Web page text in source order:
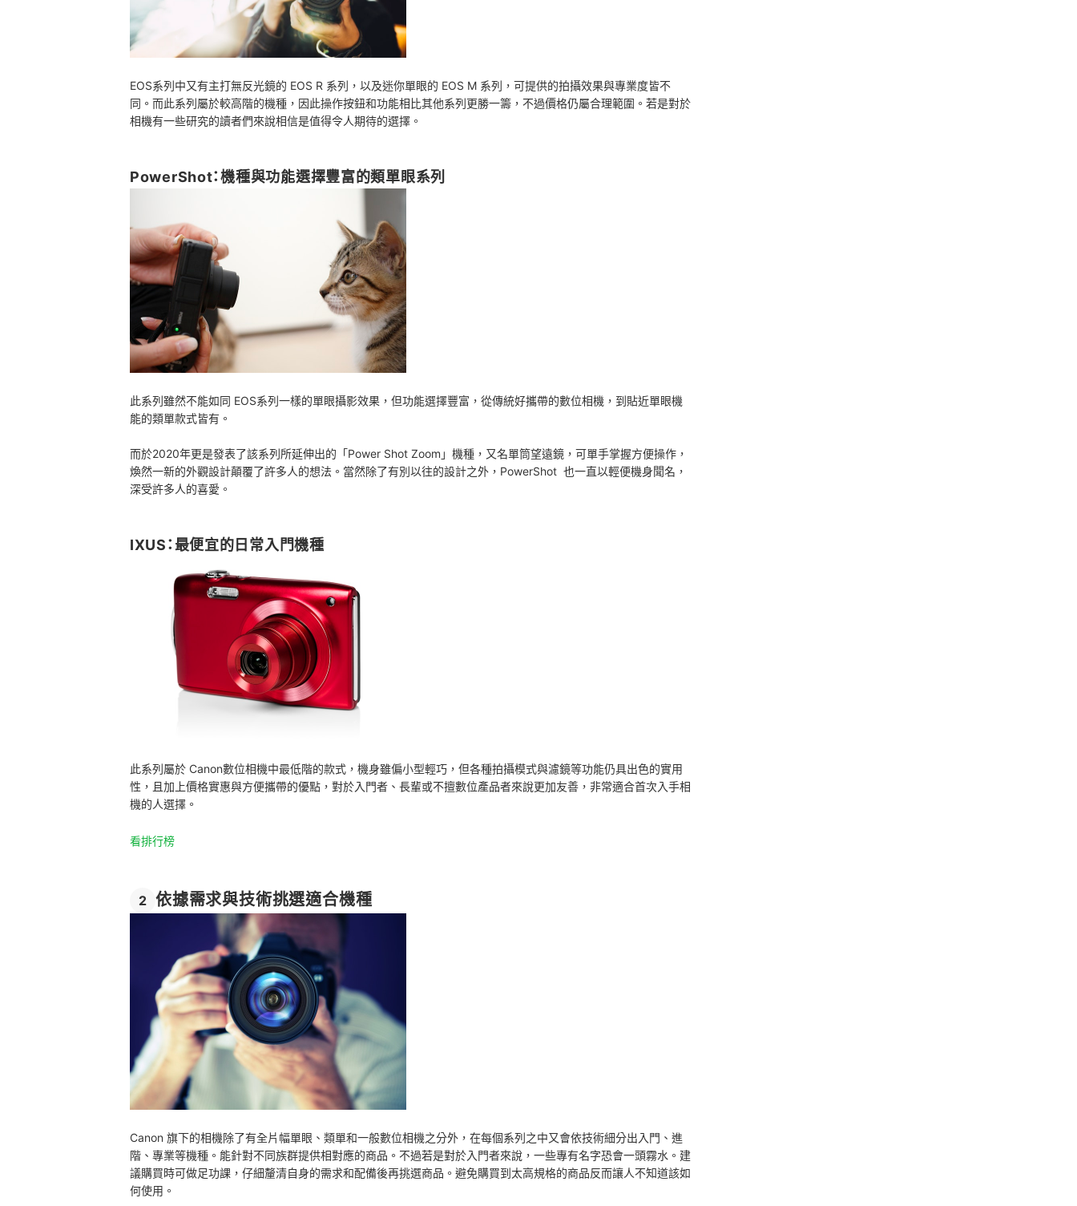
EOS系列中又有主打無反光鏡的 EOS R 系列，以及迷你單眼的 EOS M 系列，可提供的拍攝效果與專業度皆不
同。而此系列屬於較高階的機種，因此操作按鈕和功能相比其他系列更勝一籌，不過價格仍屬合理範圍。若是對於
相機有一些研究的讀者們來說相信是值得令人期待的選擇。
PowerShot：機種與功能選擇豐富的類單眼系列
此系列雖然不能如同 EOS系列一樣的單眼攝影效果，但功能選擇豐富，從傳統好攜帶的數位相機，到貼近單眼機
能的類單款式皆有。
而於2020年更是發表了該系列所延伸出的「Power Shot Zoom」機種，又名單筒望遠鏡，可單手掌握方便操作，
煥然一新的外觀設計顛覆了許多人的想法。 當然除了有別以往的設計之外，PowerShot 也一直以輕便機身聞名，
深受許多人的喜愛。
IXUS：最便宜的日常入門機種
此系列屬於 Canon數位相機中最低階的款式，機身雖偏小型輕巧，但各種拍攝模式與濾鏡等功能仍具出色的實用
性，且加上價格實惠與方便攜帶的優點，對於入門者、長輩或不擅數位產品者來說更加友善，非常適合首次入手相
機的人選擇。
看排行榜
2 依據需求與技術挑選適合機種
Canon 旗下的相機除了有全片幅單眼、類單和一般數位相機之分外，在每個系列之中又會依技術細分出入門、進
階、專業等機種。能針對不同族群提供相對應的商品。不過若是對於入門者來說，一些專有名字恐會一頭霧水。建
議購買時可做足功課，仔細釐清自身的需求和配備後再挑選商品。避免購買到太高規格的商品反而讓人不知道該如
何使用。